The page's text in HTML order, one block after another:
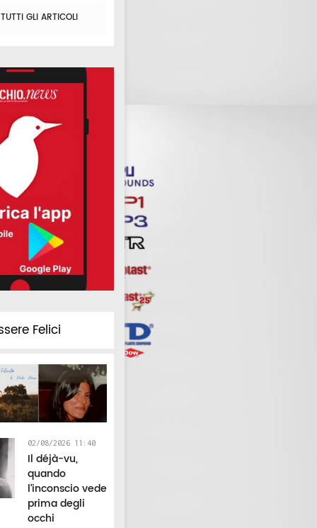
GLI ARTICOLI
Felici
02/08/2026 11:40
Il déjà-vu,
quando
l’inconscio vede
prima degli
occhi